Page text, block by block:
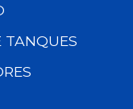
TANQUES